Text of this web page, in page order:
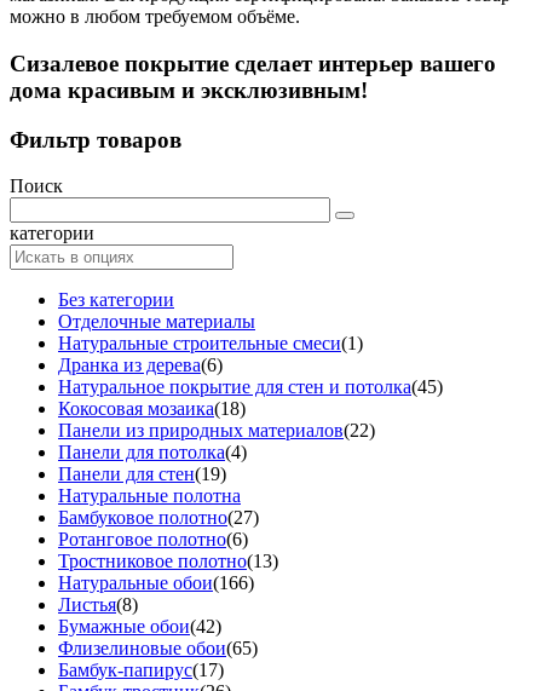
можно в любом требуемом объёме.
Сизалевое покрытие сделает интерьер вашего
дома красивым и эксклюзивным!
Фильтр товаров
Поиск
категории
Без категории
Отделочные материалы
Натуральные строительные смеси(1)
Дранка из дерева(6)
Натуральное покрытие для стен и потолка(45)
Кокосовая мозаика(18)
Панели из природных материалов(22)
Панели для потолка(4)
Панели для стен(19)
Натуральные полотна
Бамбуковое полотно(27)
Ротанговое полотно(6)
Тростниковое полотно(13)
Натуральные обои(166)
Листья(8)
Бумажные обои(42)
Флизелиновые обои(65)
Бамбук-папирус(17)